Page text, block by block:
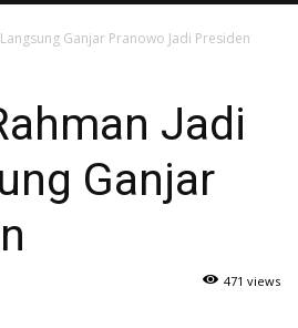
Ganjar Pranowo Jadi Presiden
Jadi
Ganjar
471 views